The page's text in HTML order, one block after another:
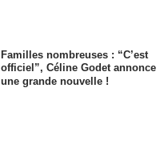
Familles nombreuses : “C’est
officiel”, Céline Godet annonce
une grande nouvelle !